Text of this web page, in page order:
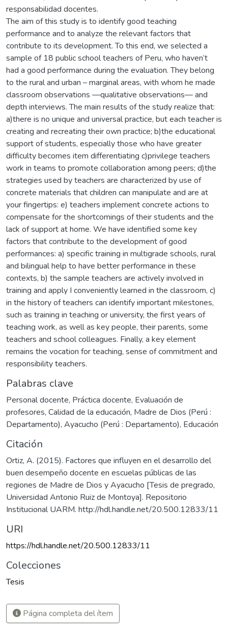
responsabilidad docentes.
The aim of this study is to identify good teaching
performance and to analyze the relevant factors that
contribute to its development. To this end, we selected a
sample of 18 public school teachers of Peru, who haven’t
had a good performance during the evaluation. They belong
to the rural and urban – marginal areas, with whom he made
classroom observations —qualitative observations— and
depth interviews. The main results of the study realize that:
a)there is no unique and universal practice, but each teacher is
creating and recreating their own practice; b)the educational
support of students, especially those who have greater
difficulty becomes item differentiating c)privilege teachers
work in teams to promote collaboration among peers; d)the
strategies used by teachers are characterized by use of
concrete materials that children can manipulate and are at
your fingertips: e) teachers implement concrete actions to
compensate for the shortcomings of their students and the
lack of support at home. We have identified some key
factors that contribute to the development of good
performances: a) specific training in multigrade schools, rural
and bilingual help to have better performance in these
contexts, b) the sample teachers are actively involved in
training and apply I conveniently learned in the classroom, c)
in the history of teachers can identify important milestones,
such as training in teaching or university, the first years of
teaching work, as well as key people, their parents, some
teachers and school colleagues. Finally, a key element
remains the vocation for teaching, sense of commitment and
responsibility teachers.
Palabras clave
Personal docente, Práctica docente, Evaluación de
profesores, Calidad de la educación, Madre de Dios (Perú :
Departamento), Ayacucho (Perú : Departamento), Educación
Citación
Ortiz, A. (2015). Factores que influyen en el desarrollo del
buen desempeño docente en escuelas públicas de las
regiones de Madre de Dios y Ayacucho [Tesis de pregrado,
Universidad Antonio Ruiz de Montoya]. Repositorio
Institucional UARM. http://hdl.handle.net/20.500.12833/11
URI
https://hdl.handle.net/20.500.12833/11
Colecciones
Tesis
Página completa del ítem